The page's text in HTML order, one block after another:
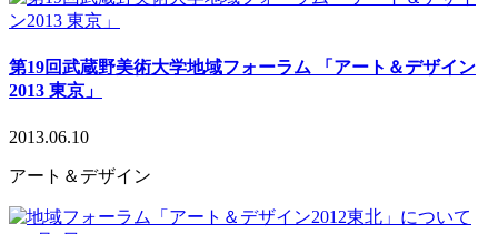
第19回武蔵野美術大学地域フォーラム 「アート＆デザイン
2013 東京」
2013.06.10
アート＆デザイン